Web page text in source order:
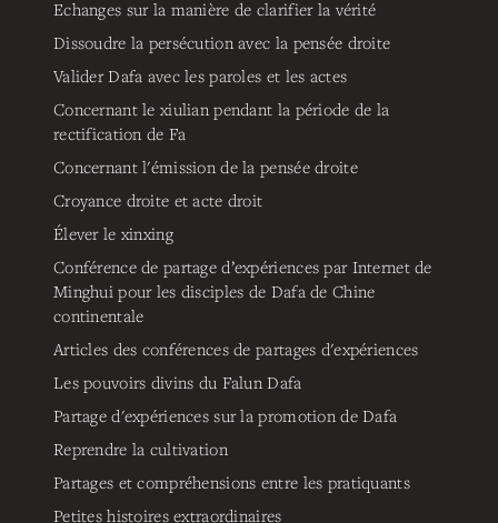
Echanges sur la manière de clarifier la vérité
Dissoudre la persécution avec la pensée droite
Valider Dafa avec les paroles et les actes
Concernant le xiulian pendant la période de la
rectification de Fa
Concernant l'émission de la pensée droite
Croyance droite et acte droit
Élever le xinxing
Conférence de partage d’expériences par Internet de
Minghui pour les disciples de Dafa de Chine
continentale
Articles des conférences de partages d'expériences
Les pouvoirs divins du Falun Dafa
Partage d'expériences sur la promotion de Dafa
Reprendre la cultivation
Partages et compréhensions entre les pratiquants
Petites histoires extraordinaires